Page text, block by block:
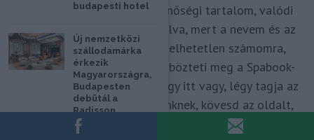
leellenőrzött, hiteles és minőségi tartalom, valódi
hozzáértéssel megkomponálva, mert a nevem és az
arcom adom hozzá. Elképzelhetetlen számomra,
hogy ne így tegyek. Ez különbözteti meg a Spabook-
ot a netes zajban. Örülök, hogy itt vagy, légy tagja az
utazást szerető Közösségünknek, kövesd az oldalt,
szólj hozzá a Facebook-on és várunk szeretettel zárt
budapesti hotel
Új nemzetközi
szállodamárka
érkezik
Magyarországra,
Budapesten
debütál a
Radisson
Individuals